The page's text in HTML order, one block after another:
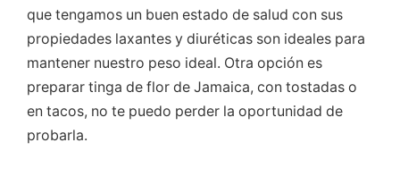
que tengamos un buen estado de salud con sus
propiedades laxantes y diuréticas son ideales para
mantener nuestro peso ideal. Otra opción es
preparar tinga de flor de Jamaica, con tostadas o
en tacos, no te puedo perder la oportunidad de
probarla.